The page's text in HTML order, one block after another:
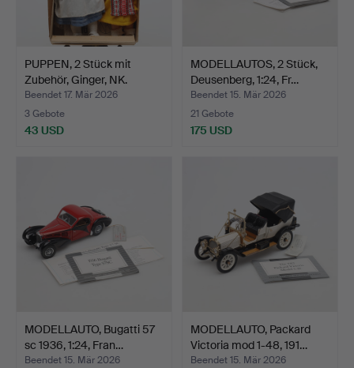
PUPPEN, 2 Stück mit
Zubehör, Ginger, NK.
Beendet 17. Mär 2026
3 Gebote
43 USD
MODELLAUTOS, 2 Stück,
Deusenberg, 1:24, Fr…
Beendet 15. Mär 2026
21 Gebote
175 USD
MODELLAUTO, Bugatti 57
sc 1936, 1:24, Fran…
Beendet 15. Mär 2026
MODELLAUTO, Packard
Victoria mod 1-48, 191…
Beendet 15. Mär 2026